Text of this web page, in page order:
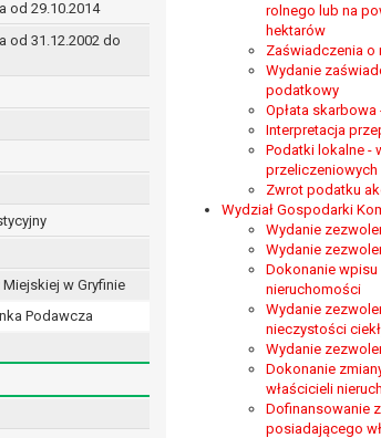
od 29.10.2014
od 31.12.2002 do
w Gryfinie
Podawcza
rolnego lub na
hektarów
Zaświadczenia o
Wydanie
podatkowy
Opłata
Interpretacja
Podatki lokalne -
przeliczeniowych
Zwrot podatku
Wydział Gospodarki
Wydanie
Wydanie
Dokonanie
nieruchomości
Wydanie
nieczystości
Wydanie
Dokonanie
właścicieli
Dofinansowanie
posiadającego
żądania sprostowania danych na podstawie art. 16
gdy:
dane są nieprawidłowe lub niekompletne;
żądania usunięcia danych osobowych (tzw. prawo
nie są już niezbędne do celów, dla których były
osoba, której dane dotyczą, wniosła sprzeciw wobec
osoba, której dane dotyczą wycofała zgodę na
osobowe przetwarzane są niezgodnie z prawem,
osobowe muszą być usunięte w celu
do żądania ograniczenia przetwarzania danych
której dane dotyczą kwestionuje
przetwarzanie danych jest niezgodne z prawem, a
nie potrzebuje już danych dla swoich
osoba, której dane dotyczą, wniosła sprzeciw
nadrzędne wobec podstawy sprzeciwu;
przenoszenia danych na podstawie art. 20 RODO,
danych odbywa się na podstawie